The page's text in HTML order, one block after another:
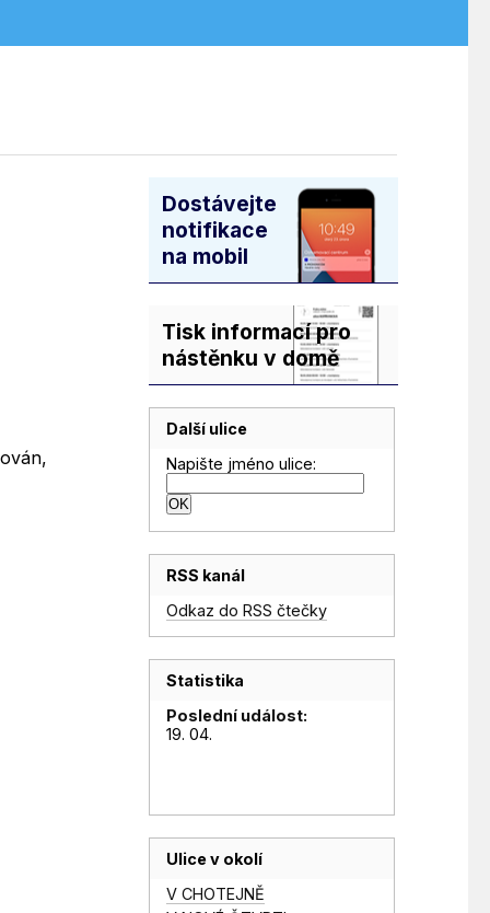
Dostávejte
notifikace
na mobil
Tisk informací pro
nástěnku v domě
Další ulice
Napište jméno ulice:
RSS kanál
Odkaz do RSS čtečky
Statistika
Poslední událost:
19. 04.
Ulice v okolí
V CHOTEJNĚ